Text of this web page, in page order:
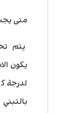
متى
يتم
يكون
لدرجة